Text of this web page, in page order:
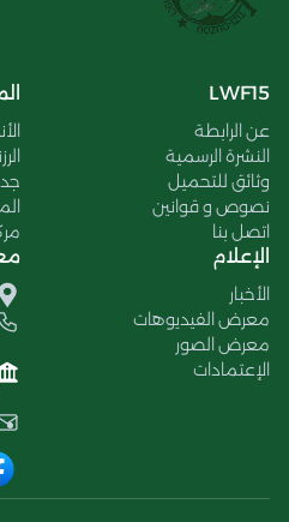
LWF15
عن الرابطة
النشرة الرسمية
وثائق للتحميل
نصوص و قوانين
اتصل بنا
الإعلام
الأخبار
معرض الفيديوهات
معرض الصور
الإعتمادات